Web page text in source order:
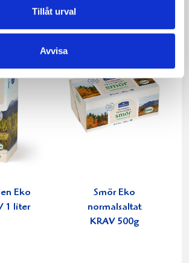
Tillåt urval
Avvisa
Eko
1 liter
Smör Eko
normalsaltat
KRAV 500g